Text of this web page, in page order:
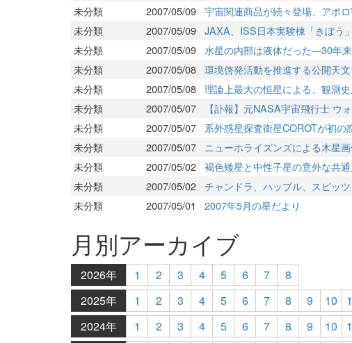
未分類
2007/05/09 宇宙関連商品が続々登場、アポ
未分類
2007/05/09 JAXA、ISS日本実験棟「きぼう
未分類
2007/05/09 水星の内部は液体だった―30年
未分類
2007/05/08 環境啓発活動を推進する公開天
未分類
2007/05/08 理論上最大の恒星による、観測
未分類
2007/05/07
【訃報】元NASA宇宙飛行士 ウ
未分類
2007/05/07
系外惑星探査衛星COROTが初
未分類
2007/05/07
ニューホライズンズによる木星
未分類
2007/05/02 褐色矮星と中性子星の意外な共
未分類
2007/05/02 チャンドラ、ハッブル、スピッ
未分類
2007/05/01 2007年5月の星だより
月別アーカイブ
2026年 1 2 3 4 5 6 7
8
2025年
1 2 3 4 5 6 7 8 9 10
2024年
1 2 3 4 5 6 7 8 9 10